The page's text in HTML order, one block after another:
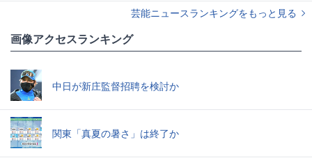
芸能ニュースランキングをもっと見る
画像アクセスランキング
中日が新庄監督招聘を検討か
関東「真夏の暑さ」は終了か